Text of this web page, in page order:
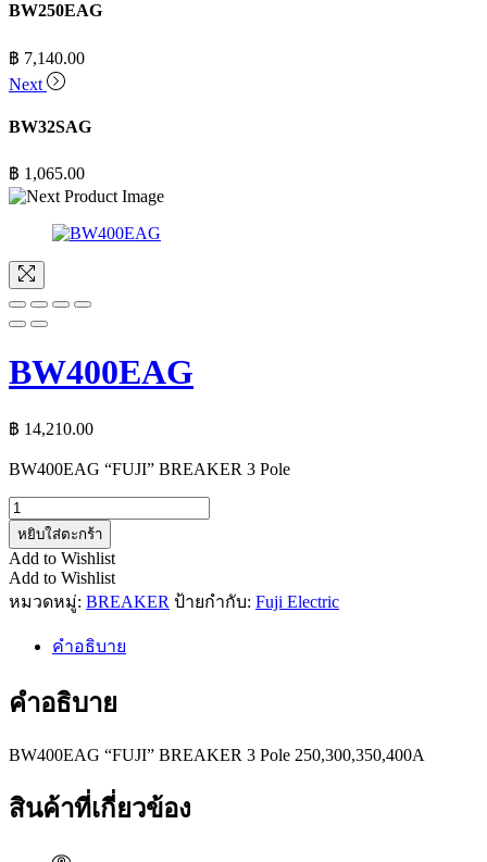
BW250EAG
฿ 7,140.00
Next
BW32SAG
฿ 1,065.00
BW400EAG
฿ 14,210.00
BW400EAG “FUJI” BREAKER 3 Pole
จำนวน
BW400EAG
ชิ้น
หยิบใส่ตะกร้า
Add to Wishlist
Add to Wishlist
หมวดหมู่: BREAKER ป้ายกำกับ: Fuji Electric
คำอธิบาย
คำอธิบาย
BW400EAG “FUJI” BREAKER 3 Pole 250,300,350,400A
สินค้าที่เกี่ยวข้อง